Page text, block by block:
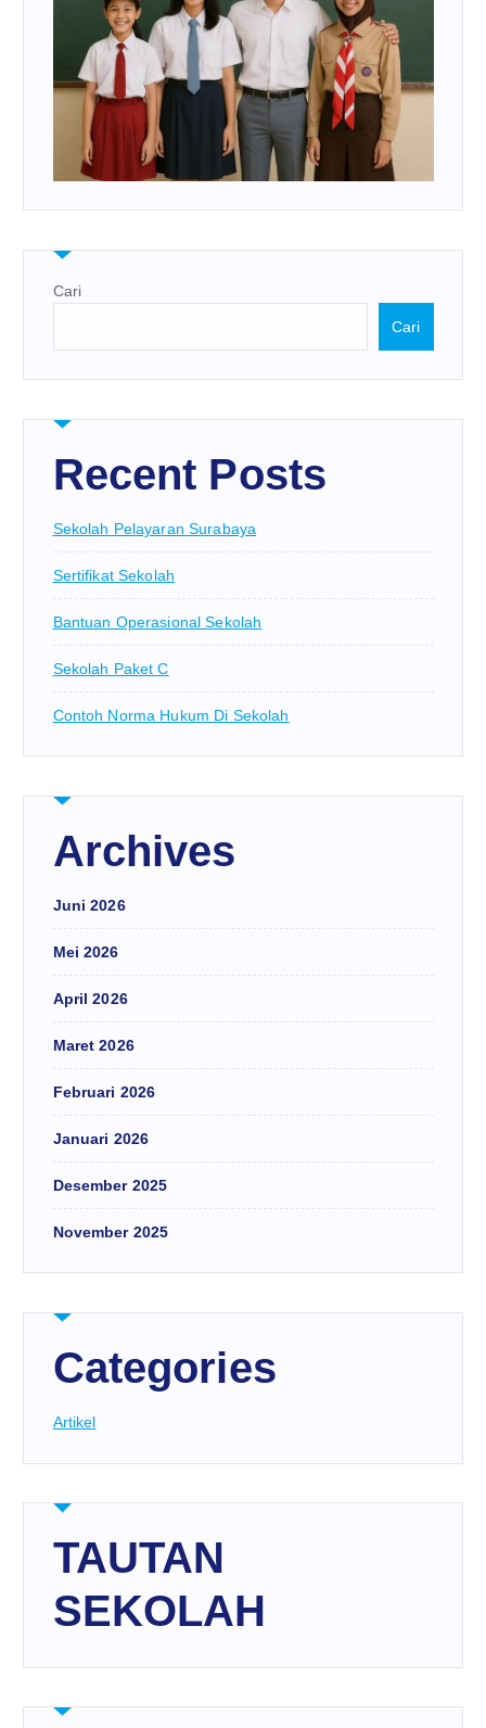
Cari
Cari
Recent Posts
Sekolah Pelayaran Surabaya
Sertifikat Sekolah
Bantuan Operasional Sekolah
Sekolah Paket C
Contoh Norma Hukum Di Sekolah
Archives
Juni 2026
Mei 2026
April 2026
Maret 2026
Februari 2026
Januari 2026
Desember 2025
November 2025
Categories
Artikel
TAUTAN
SEKOLAH